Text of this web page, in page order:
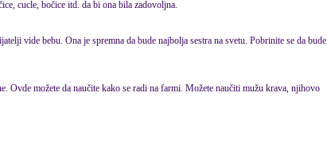
cucle, bočice itd. da bi ona bila zadovoljna.
vide bebu. Ona je spremna da bude najbolja sestra na svetu. Pobrinite se da bude
Ovde možete da naučite kako se radi na farmi. Možete naučiti mužu krava, njihovo